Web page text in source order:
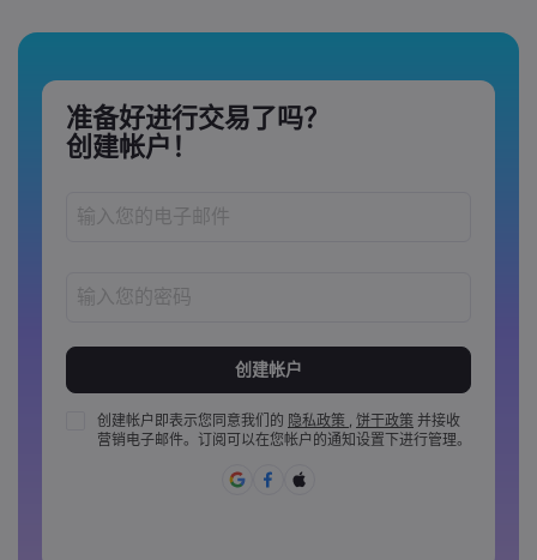
准备好进行交易了吗？
创建帐户！
密码必须至少包含 1 个大写字母
密码必须至少包含 1 个小写字母
密码必须包含 ~!@#£%^&amp;*()_-+=:;&lt;&gt;{,[]?,.
创建帐户即表示您同意我们的 隐私政策 , 饼干政策 并接收
营销电子邮件。订阅可以在您帐户的通知设置下进行管理。